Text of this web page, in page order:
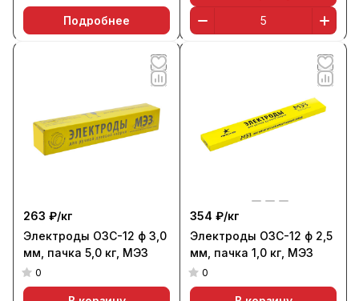
Подробнее
263 ₽/кг
Электроды ОЗС-12 ф 3,0
мм, пачка 5,0 кг, МЭЗ
0
354 ₽/кг
Электроды ОЗС-12 ф 2,5
мм, пачка 1,0 кг, МЭЗ
0